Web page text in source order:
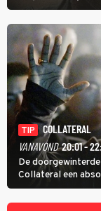
verloopt in Black
TIP
COLLATERAL
VANAVOND 20:01 -
De
Collateral een
Cruise) heeft hem
wel heel lugubere